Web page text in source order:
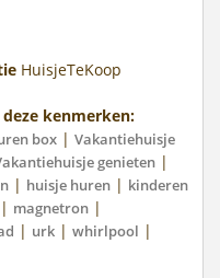
HuisjeTeKoop
kenmerken:
box | Vakantiehuisje
genieten |
| huisje huren | kinderen
| magnetron |
| urk | whirlpool |